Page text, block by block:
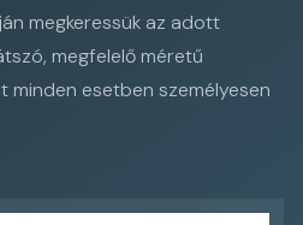
megkeressük az adott
megfelelő méretű
minden esetben személyesen